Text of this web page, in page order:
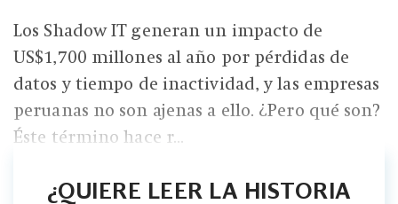
Los Shadow IT generan un impacto de
US$1,700 millones al año por pérdidas de
datos y tiempo de inactividad, y las empresas
peruanas no son ajenas a ello. ¿Pero qué son?
Éste término hace r...
¿QUIERE LEER LA HISTORIA